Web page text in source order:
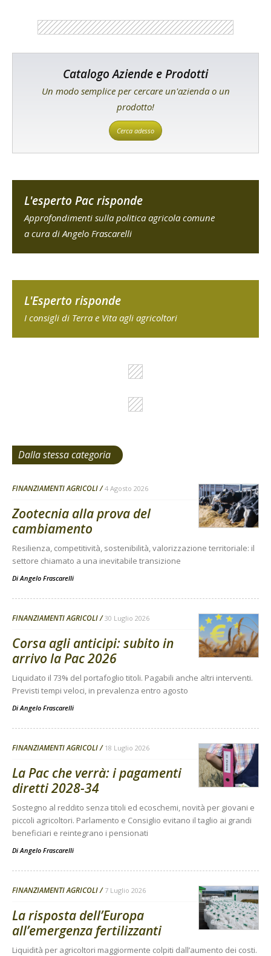
Catalogo Aziende e Prodotti
Un modo semplice per cercare un'azienda o un
prodotto!
Cerca adesso
L'esperto Pac risponde
Approfondimenti sulla politica agricola comune
a cura di Angelo Frascarelli
L'Esperto risponde
I consigli di Terra e Vita agli agricoltori
Dalla stessa categoria
FINANZIAMENTI AGRICOLI 4 Agosto 2026
Zootecnia alla prova del
cambiamento
Resilienza, competitività, sostenibilità, valorizzazione territoriale: il
settore chiamato a una inevitabile transizione
Di Angelo Frascarelli
FINANZIAMENTI AGRICOLI 30 Luglio 2026
Corsa agli anticipi: subito in
arrivo la Pac 2026
Liquidato il 73% del portafoglio titoli. Pagabili anche altri interventi.
Previsti tempi veloci, in prevalenza entro agosto
Di Angelo Frascarelli
FINANZIAMENTI AGRICOLI 18 Luglio 2026
La Pac che verrà: i pagamenti
diretti 2028-34
Sostegno al reddito senza titoli ed ecoschemi, novità per giovani e
piccoli agricoltori. Parlamento e Consiglio evitano il taglio ai grandi
beneficiari e reintegrano i pensionati
Di Angelo Frascarelli
FINANZIAMENTI AGRICOLI 7 Luglio 2026
La risposta dell’Europa
all’emergenza fertilizzanti
Liquidità per agricoltori maggiormente colpiti dall’aumento dei costi.